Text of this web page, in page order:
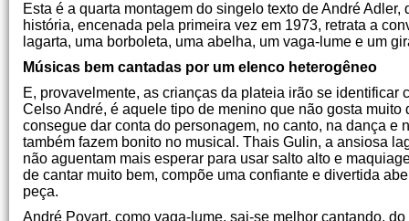
Esta é a quarta montagem do singelo texto de André
história, encenada pela primeira vez em 1973, retrata a
lagarta, uma borboleta, uma abelha, um vaga-lume e um
Músicas bem cantadas por um elenco heterogêneo
E, provavelmente, as crianças da plateia irão se
Celso André, é aquele tipo de menino que não gosta
consegue dar conta do personagem, no canto, na dança
também fazem bonito no musical. Thais Gulin, a ansiosa
não aguentam mais esperar para usar salto alto e
de cantar muito bem, compõe uma confiante e divertida
peça.
André Poyart, como vaga-lume, sai-se melhor cantando,